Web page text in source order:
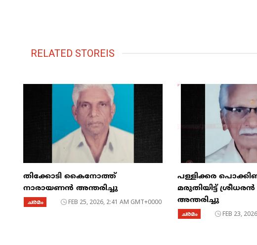
RELATED STOREIS
തിക്കോടി കൈനോത്ത്
നാരായണൻ അന്തരിച്ചു
ചരമം FEB 25, 2026, 2:41 AM GMT+0000
പള്ളിക്കര
മരുതിയിട്ട്
അന്തരിച്ചു
ചരമം FEB 23,